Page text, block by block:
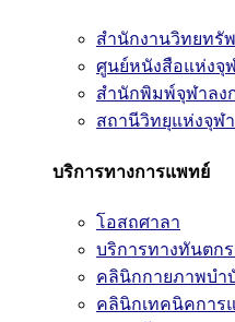
สำนักงานวิทยทรั
ศูนย์หนังสือแห่งจุ
สำนักพิมพ์จุฬาลง
สถานีวิทยุแห่งจุฬ
บริการทางการแพทย์
โอสถศาลา
บริการทางทันตก
คลินิกกายภาพบำ
คลินิกเทคนิคการ